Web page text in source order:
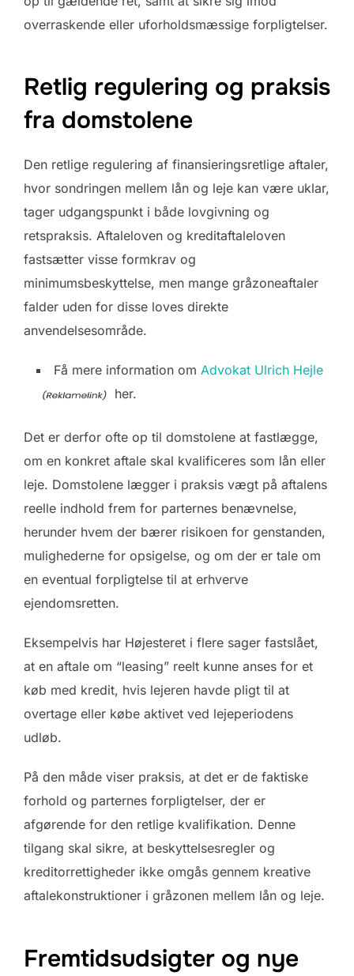
overraskende eller uforholdsmæssige forpligtelser.
Retlig regulering og praksis
fra domstolene
Den retlige regulering af finansieringsretlige aftaler,
hvor sondringen mellem lån og leje kan være uklar,
tager udgangspunkt i både lovgivning og
retspraksis. Aftaleloven og kreditaftaleloven
fastsætter visse formkrav og
minimumsbeskyttelse, men mange gråzoneaftaler
falder uden for disse loves direkte
anvendelsesområde.
Få mere information om Advokat Ulrich Hejle
her.
Det er derfor ofte op til domstolene at fastlægge,
om en konkret aftale skal kvalificeres som lån eller
leje. Domstolene lægger i praksis vægt på aftalens
reelle indhold frem for parternes benævnelse,
herunder hvem der bærer risikoen for genstanden,
mulighederne for opsigelse, og om der er tale om
en eventual forpligtelse til at erhverve
ejendomsretten.
Eksempelvis har Højesteret i flere sager fastslået,
at en aftale om “leasing” reelt kunne anses for et
køb med kredit, hvis lejeren havde pligt til at
overtage eller købe aktivet ved lejeperiodens
udløb.
På den måde viser praksis, at det er de faktiske
forhold og parternes forpligtelser, der er
afgørende for den retlige kvalifikation. Denne
tilgang skal sikre, at beskyttelsesregler og
kreditorrettigheder ikke omgås gennem kreative
aftalekonstruktioner i gråzonen mellem lån og leje.
Fremtidsudsigter og nye